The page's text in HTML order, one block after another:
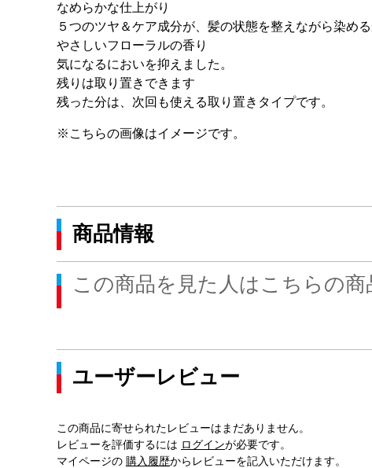
なめらかな仕上がり
５つのツヤ＆ケア成分が、髪の状態を整えながら染め
やさしいフローラルの香り
気になるにおいを抑えました。
残りは取り置きできます
残った分は、次回も使える取り置きタイプです。
※こちらの画像はイメージです。
商品情報
この商品を見た人はこちらの
ユーザーレビュー
この商品に寄せられたレビューはまだありません。
レビューを評価するには ログインが必要です。
マイページの 購入履歴からレビューを記入いただけます。